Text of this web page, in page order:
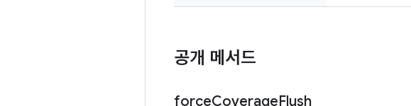
공개 메서드
forceCoverageFlush